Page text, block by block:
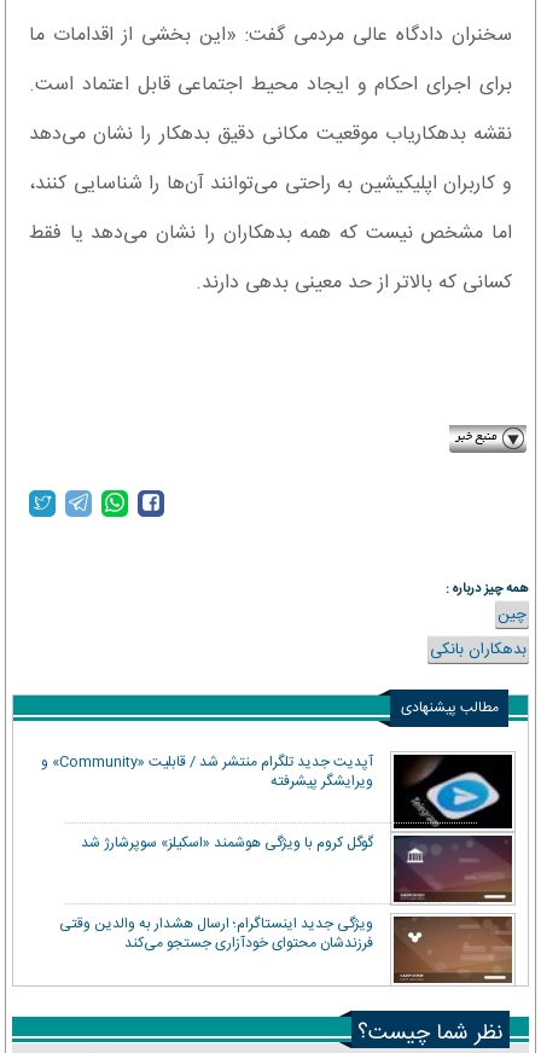
سخنران دادگاه عالی مردمی گفت: «این بخشی از اقدامات ما
برای اجرای احکام و ایجاد محیط اجتماعی قابل اعتماد است.
نقشه بدهکاریاب موقعیت مکانی دقیق بدهکار را نشان می‌دهد
و کاربران اپلیکیشین به راحتی می‌توانند آن‌ها را شناسایی کنند،
اما مشخص نیست که همه بدهکاران را نشان می‌دهد یا فقط
کسانی که بالاتر از حد معینی بدهی دارند.
همه چیز درباره :
چین
بدهکاران بانکی
مطالب پیشنهادی
آپدیت جدید تلگرام منتشر شد / قابلیت «Community» و
ویرایشگر پیشرفته
گوگل کروم با ویژگی هوشمند «اسکیلز» سوپرشارژ شد
ویژگی جدید اینستاگرام؛ ارسال هشدار به والدین وقتی
فرزندشان محتوای خودآزاری جستجو می‌کند
نظر شما چیست؟